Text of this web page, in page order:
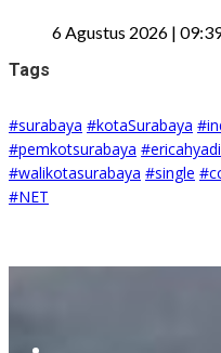
6 Agustus 2026 |
Tags
#surabaya #kotaSurabaya
#pemkotsurabaya #ericahyadi
#walikotasurabaya #single
#NET